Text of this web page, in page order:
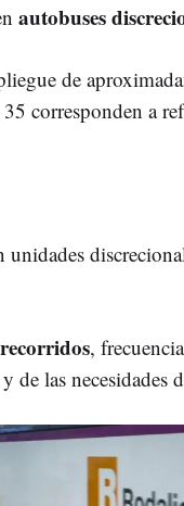
autobuses
de
corresponden a
unidades
,
las necesidades